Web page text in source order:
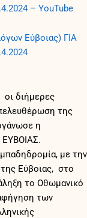
– YouTube
Εύβοιας) ΓΙΑ
οι διήμερες
της
η
με την
Εύβοιας, στο
το Οθωμανικό
των